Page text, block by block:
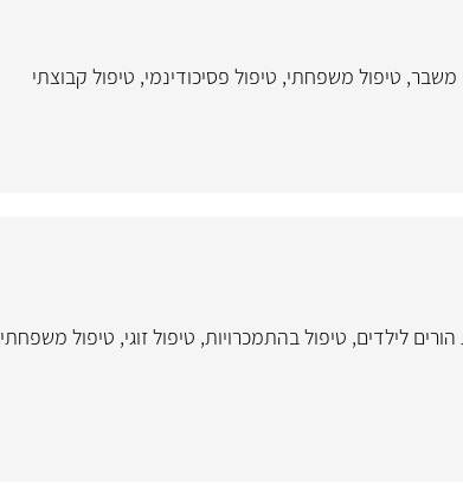
משבר, טיפול משפחתי, טיפול פסיכודינמי, טיפול קבוצתי
לילדים, טיפול בהתמכרויות, טיפול זוגי, טיפול משפחתי